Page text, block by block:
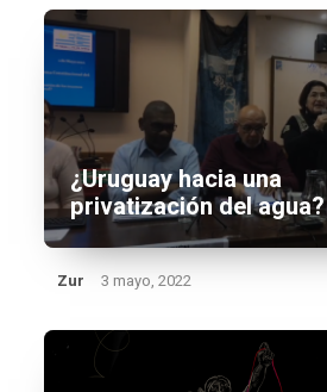
¿Uruguay hacia una
privatización del agua?
Zur 3 mayo, 2022